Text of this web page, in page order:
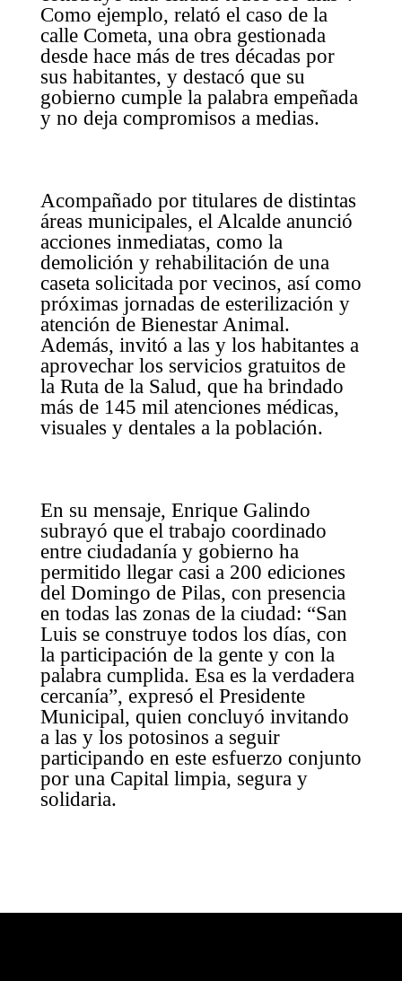
Como ejemplo, relató el caso de la
calle Cometa, una obra gestionada
desde hace más de tres décadas por
sus habitantes, y destacó que su
gobierno cumple la palabra empeñada
y no deja compromisos a medias.
Acompañado por titulares de distintas
áreas municipales, el Alcalde anunció
acciones inmediatas, como la
demolición y rehabilitación de una
caseta solicitada por vecinos, así como
próximas jornadas de esterilización y
atención de Bienestar Animal.
Además, invitó a las y los habitantes a
aprovechar los servicios gratuitos de
la Ruta de la Salud, que ha brindado
más de 145 mil atenciones médicas,
visuales y dentales a la población.
En su mensaje, Enrique Galindo
subrayó que el trabajo coordinado
entre ciudadanía y gobierno ha
permitido llegar casi a 200 ediciones
del Domingo de Pilas, con presencia
en todas las zonas de la ciudad: “San
Luis se construye todos los días, con
la participación de la gente y con la
palabra cumplida. Esa es la verdadera
cercanía”, expresó el Presidente
Municipal, quien concluyó invitando
a las y los potosinos a seguir
participando en este esfuerzo conjunto
por una Capital limpia, segura y
solidaria.